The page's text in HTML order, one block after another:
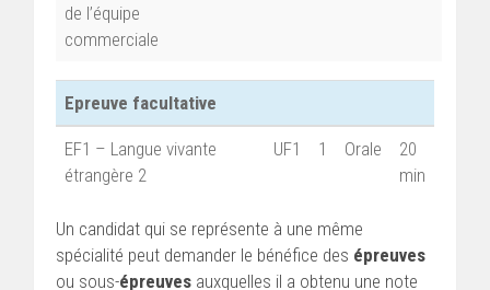
de l’équipe
commerciale
Epreuve facultative
EF1 – Langue vivante
étrangère 2
UF1 1 Orale
20
min
Un candidat qui se représente à une même
spécialité peut demander le bénéfice des épreuves
ou sous-épreuves auxquelles il a obtenu une note